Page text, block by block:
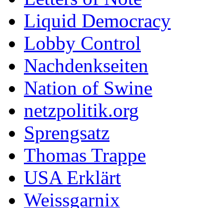
Liquid Democracy
Lobby Control
Nachdenkseiten
Nation of Swine
netzpolitik.org
Sprengsatz
Thomas Trappe
USA Erklärt
Weissgarnix